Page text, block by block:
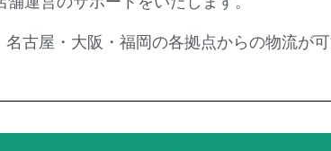
古屋・大阪・福岡の各拠点からの物流が